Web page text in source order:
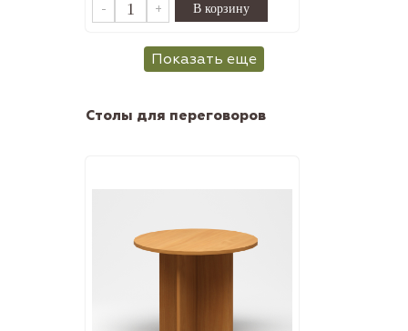
- +
Показать еще
Столы для переговоров